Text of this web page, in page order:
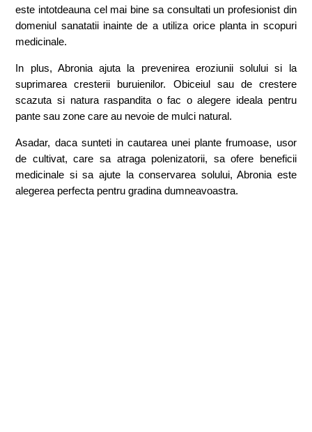
este intotdeauna cel mai bine sa consultati un profesionist din
domeniul sanatatii inainte de a utiliza orice planta in scopuri
medicinale.
In plus, Abronia ajuta la prevenirea eroziunii solului si la
suprimarea cresterii buruienilor. Obiceiul sau de crestere
scazuta si natura raspandita o fac o alegere ideala pentru
pante sau zone care au nevoie de mulci natural.
Asadar, daca sunteti in cautarea unei plante frumoase, usor
de cultivat, care sa atraga polenizatorii, sa ofere beneficii
medicinale si sa ajute la conservarea solului, Abronia este
alegerea perfecta pentru gradina dumneavoastra.